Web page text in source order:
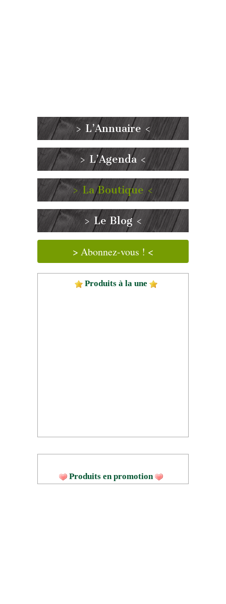
> L’Annuaire <
> L’Agenda <
> La Boutique <
> Le Blog <
> Abonnez-vous ! <
Produits à la une
Produits en promotion